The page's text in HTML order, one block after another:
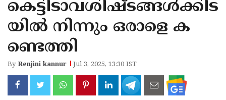
കെട്ടിടാവശിഷ്ടങ്ങള്‍ക്കിട
യില്‍ നിന്നും ഒരാളെ ക
ണ്ടെത്തി
ByRenjini kannur Jul 3, 2025, 13:30 IST